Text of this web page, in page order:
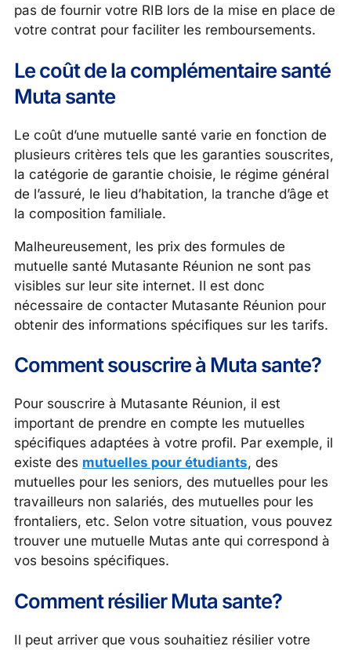
pas de fournir votre RIB lors de la mise en place de
votre contrat pour faciliter les remboursements.
Le coût de la complémentaire santé
Muta sante
Le coût d’une mutuelle santé varie en fonction de
plusieurs critères tels que les garanties souscrites,
la catégorie de garantie choisie, le régime général
de l’assuré, le lieu d’habitation, la tranche d’âge et
la composition familiale.
Malheureusement, les prix des formules de
mutuelle santé Mutasante Réunion ne sont pas
visibles sur leur site internet. Il est donc
nécessaire de contacter Mutasante Réunion pour
obtenir des informations spécifiques sur les tarifs.
Comment souscrire à Muta sante?
Pour souscrire à Mutasante Réunion, il est
important de prendre en compte les mutuelles
spécifiques adaptées à votre profil. Par exemple, il
existe des mutuelles pour étudiants, des
mutuelles pour les seniors, des mutuelles pour les
travailleurs non salariés, des mutuelles pour les
frontaliers, etc. Selon votre situation, vous pouvez
trouver une mutuelle Mutas ante qui correspond à
vos besoins spécifiques.
Comment résilier Muta sante?
Il peut arriver que vous souhaitiez résilier votre